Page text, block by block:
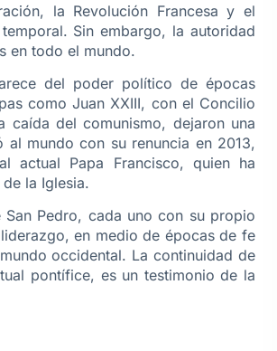
la Revolución Francesa y el
Sin embargo, la autoridad
en todo el mundo.
del poder político de épocas
como Juan XXIII, con el Concilio
del comunismo, dejaron una
al mundo con su renuncia en 2013,
actual Papa Francisco, quien ha
la Iglesia.
Pedro, cada uno con su propio
en medio de épocas de fe
occidental. La continuidad de
pontífice, es un testimonio de la